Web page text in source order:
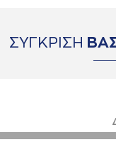
ΣΥΓΚΡΙΣΗ